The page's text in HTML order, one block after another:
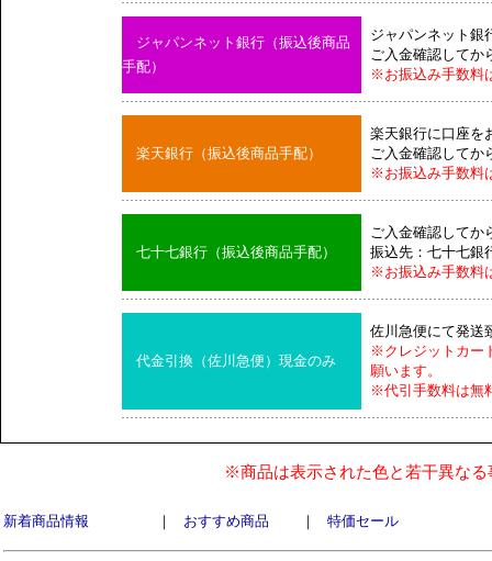
ジャパンネット銀行（振込後商品
手配）
ジャパンネット銀
ご入金確認してか
※お振込み手数料
楽天銀行（振込後商品手配）
楽天銀行に口座を
ご入金確認してか
※お振込み手数料
七十七銀行（振込後商品手配）
ご入金確認してか
振込先：七十七銀
※お振込み手数料
代金引換（佐川急便）現金のみ
佐川急便にて発送
※クレジットカー
願います。
※代引手数料は無
※商品は表示された色と若干異な
新着商品情報 ｜ おすすめ商品 ｜ 特価セール